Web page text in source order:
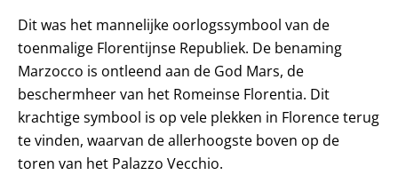
Dit was het mannelijke oorlogssymbool van de
toenmalige Florentijnse Republiek. De benaming
Marzocco is ontleend aan de God Mars, de
beschermheer van het Romeinse Florentia. Dit
krachtige symbool is op vele plekken in Florence terug
te vinden, waarvan de allerhoogste boven op de
toren van het Palazzo Vecchio.